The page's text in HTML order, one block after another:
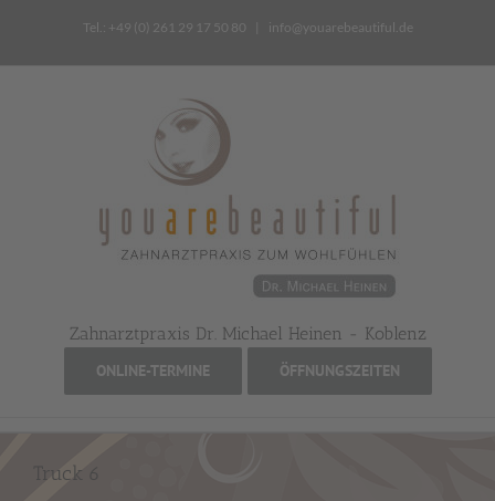
springen
Tel.: +49 (0) 261 29 17 50 80 info@youarebeautiful.de
Zahnarztpraxis Dr. Michael Heinen - Koblenz
ONLINE-TERMINE ÖFFNUNGSZEITEN
Truck 6